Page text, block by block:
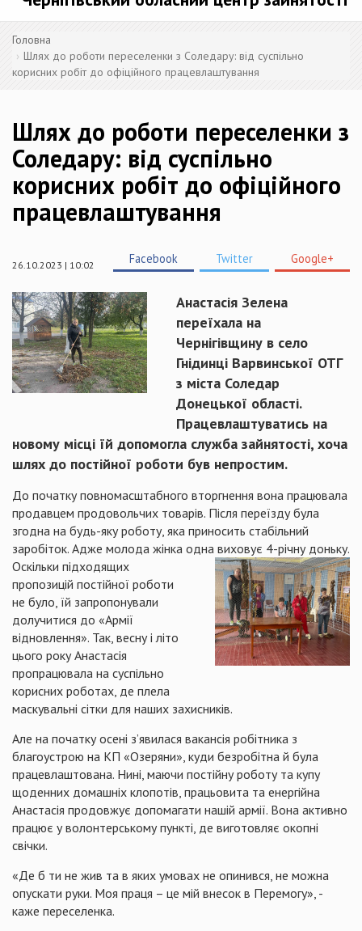
Головна
Шлях до роботи переселенки з Соледару: від суспільно
корисних робіт до офіційного працевлаштування
Шлях до роботи переселенки з
Соледару: від суспільно
корисних робіт до офіційного
працевлаштування
26.10.2023 | 10:02 Facebook Twitter Google+
Анастасія Зелена
переїхала на
Чернігівщину в село
Гнідинці Варвинської ОТГ
з міста Соледар
Донецької області.
Працевлаштуватись на
новому місці їй допомогла служба зайнятості, хоча
шлях до постійної роботи був непростим.
До початку повномасштабного вторгнення вона працювала
продавцем продовольчих товарів. Після переїзду була
згодна на будь-яку роботу, яка приносить стабільний
заробіток. Адже молода жінка одна виховує 4-річну доньку.
Оскільки підходящих
пропозицій постійної роботи
не було, їй запропонували
долучитися до «Армії
відновлення». Так, весну і літо
цього року Анастасія
пропрацювала на суспільно
корисних роботах, де плела
маскувальні сітки для наших захисників.
Але на початку осені з’явилася вакансія робітника з
благоустрою на КП «Озеряни», куди безробітна й була
працевлаштована. Нині, маючи постійну роботу та купу
щоденних домашніх клопотів, працьовита та енергійна
Анастасія продовжує допомагати нашій армії. Вона активно
працює у волонтерському пункті, де виготовляє окопні
свічки.
«Де б ти не жив та в яких умовах не опинився, не можна
опускати руки. Моя праця – це мій внесок в Перемогу», -
каже переселенка.